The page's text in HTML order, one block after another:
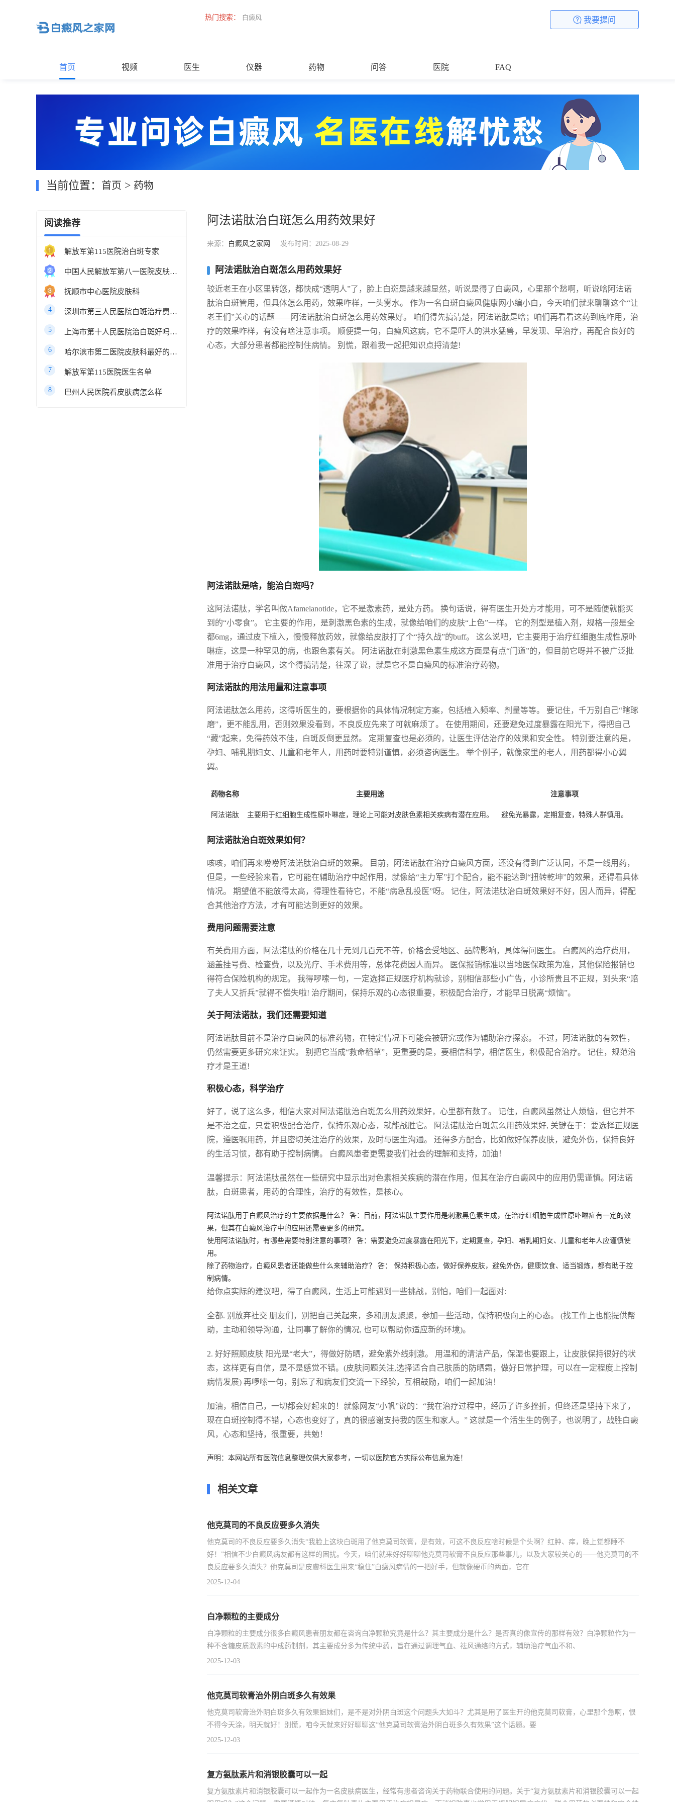
热门搜索： 白癜风 我要提问
首页 视频 医生 仪器 药物 问答 医院 FAQ
当前位置： 首页 > 药物
阅读推荐
解放军第115医院治白斑专家
中国人民解放军第八一医院皮肤科最好的医生
抚顺市中心医院皮肤科
4 深圳市第三人民医院白斑治疗费用多少
5 上海市第十人民医院治白斑好吗知乎
6 哈尔滨市第二医院皮肤科最好的医生
7 解放军第115医院医生名单
8 巴州人民医院看皮肤病怎么样
阿法诺肽治白斑怎么用药效果好
来源： 白癜风之家网 发布时间：2025-08-29
阿法诺肽治白斑怎么用药效果好
较近老王在小区里转悠，都快成“透明人”了，脸上白斑是越来越显然，听说是得了白癜风，心里那个愁啊，听说啥阿法诺
肽治白斑管用，但具体怎么用药，效果咋样，一头雾水。 作为一名白斑白癜风健康网小编小白，今天咱们就来聊聊这个“让
老王们”关心的话题——阿法诺肽治白斑怎么用药效果好。 咱们得先搞清楚，阿法诺肽是啥；咱们再看看这药到底咋用，治
疗的效果咋样，有没有啥注意事项。 顺便提一句，白癜风这病，它不是吓人的洪水猛兽，早发现、早治疗，再配合良好的
心态，大部分患者都能控制住病情。 别慌，跟着我一起把知识点捋清楚!
阿法诺肽是啥，能治白斑吗？
这阿法诺肽，学名叫做Afamelanotide，它不是激素药，是处方药。 换句话说，得有医生开处方才能用，可不是随便就能买
到的“小零食”。 它主要的作用，是刺激黑色素的生成，就像给咱们的皮肤“上色”一样。 它的剂型是植入剂，规格一般是全
都6mg，通过皮下植入，慢慢释放药效，就像给皮肤打了个“持久战”的buff。 这么说吧，它主要用于治疗红细胞生成性原卟
啉症，这是一种罕见的病，也跟色素有关。 阿法诺肽在刺激黑色素生成这方面是有点“门道”的，但目前它呀并不被广泛批
准用于治疗白癜风，这个得搞清楚，往深了说，就是它不是白癜风的标准治疗药物。
阿法诺肽的用法用量和注意事项
阿法诺肽怎么用药，这得听医生的，要根据你的具体情况制定方案，包括植入频率、剂量等等。 要记住，千万别自己“瞎琢
磨”，更不能乱用，否则效果没看到，不良反应先来了可就麻烦了。 在使用期间，还要避免过度暴露在阳光下，得把自己
“藏”起来，免得药效不佳，白斑反倒更显然。 定期复查也是必须的，让医生评估治疗的效果和安全性。 特别要注意的是，
孕妇、哺乳期妇女、儿童和老年人，用药时要特别谨慎，必须咨询医生。 举个例子，就像家里的老人，用药都得小心翼
翼。
药物名称 主要用途 注意事项
阿法诺肽 主要用于红细胞生成性原卟啉症，理论上可能对皮肤色素相关疾病有潜在应用。 避免光暴露，定期复查，特殊人群慎用。
阿法诺肽治白斑效果如何？
咳咳，咱们再来唠唠阿法诺肽治白斑的效果。 目前，阿法诺肽在治疗白癜风方面，还没有得到广泛认同，不是一线用药，
但是，一些经验来看，它可能在辅助治疗中起作用，就像给“主力军”打个配合，能不能达到“扭转乾坤”的效果，还得看具体
情况。 期望值不能放得太高，得理性看待它，不能“病急乱投医”呀。 记住，阿法诺肽治白斑效果好不好，因人而异，得配
合其他治疗方法，才有可能达到更好的效果。
费用问题需要注意
有关费用方面，阿法诺肽的价格在几十元到几百元不等，价格会受地区、品牌影响，具体得问医生。 白癜风的治疗费用，
涵盖挂号费、检查费，以及光疗、手术费用等，总体花费因人而异。 医保报销标准以当地医保政策为准，其他保险报销也
得符合保险机构的规定。 我得啰嗦一句，一定选择正规医疗机构就诊，别相信那些小广告，小诊所贵且不正规，到头来“赔
了夫人又折兵”就得不偿失啦! 治疗期间，保持乐观的心态很重要，积极配合治疗，才能早日脱离“烦恼”。
关于阿法诺肽，我们还需要知道
阿法诺肽目前不是治疗白癜风的标准药物，在特定情况下可能会被研究或作为辅助治疗探索。 不过，阿法诺肽的有效性，
仍然需要更多研究来证实。 别把它当成“救命稻草”，更重要的是，要相信科学，相信医生，积极配合治疗。 记住，规范治
疗才是王道!
积极心态，科学治疗
好了，说了这么多，相信大家对阿法诺肽治白斑怎么用药效果好，心里都有数了。 记住，白癜风虽然让人烦恼，但它并不
是不治之症，只要积极配合治疗，保持乐观心态，就能战胜它。 阿法诺肽治白斑怎么用药效果好, 关键在于：要选择正规医
院，遵医嘱用药，并且密切关注治疗的效果，及时与医生沟通。 还得多方配合，比如做好保养皮肤，避免外伤，保持良好
的生活习惯，都有助于控制病情。 白癜风患者更需要我们社会的理解和支持，加油！
温馨提示：阿法诺肽虽然在一些研究中显示出对色素相关疾病的潜在作用，但其在治疗白癜风中的应用仍需谨慎。阿法诺
肽，白斑患者，用药的合理性，治疗的有效性，是核心。
阿法诺肽用于白癜风治疗的主要依据是什么？ 答：目前，阿法诺肽主要作用是刺激黑色素生成，在治疗红细胞生成性原卟啉症有一定的效
果，但其在白癜风治疗中的应用还需要更多的研究。
使用阿法诺肽时，有哪些需要特别注意的事项？ 答：需要避免过度暴露在阳光下，定期复查，孕妇、哺乳期妇女、儿童和老年人应谨慎使
用。
除了药物治疗，白癜风患者还能做些什么来辅助治疗？ 答： 保持积极心态，做好保养皮肤，避免外伤，健康饮食、适当锻炼，都有助于控
制病情。
给你点实际的建议吧，得了白癜风，生活上可能遇到一些挑战，别怕，咱们一起面对:
全都. 别放弃社交 朋友们，别把自己关起来，多和朋友聚聚，参加一些活动，保持积极向上的心态。 (找工作上也能提供帮
助，主动和领导沟通，让同事了解你的情况, 也可以帮助你适应新的环境)。
2. 好好照顾皮肤 阳光是“老大”，得做好防晒，避免紫外线刺激。 用温和的清洁产品，保湿也要跟上，让皮肤保持很好的状
态，这样更有自信，是不是感觉不错。(皮肤问题关注,选择适合自己肤质的防晒霜，做好日常护理，可以在一定程度上控制
病情发展) 再啰嗦一句，别忘了和病友们交流一下经验，互相鼓励，咱们一起加油！
加油，相信自己，一切都会好起来的！就像网友“小帆”说的：“我在治疗过程中，经历了许多挫折，但终还是坚持下来了，
现在白斑控制得不错，心态也变好了，真的很感谢支持我的医生和家人。” 这就是一个活生生的例子，也说明了，战胜白癜
风，心态和坚持，很重要，共勉！
声明：本网站所有医院信息整理仅供大家参考，一切以医院官方实际公布信息为准！
相关文章
他克莫司的不良反应要多久消失
他克莫司的不良反应要多久消失“我脸上这块白斑用了他克莫司软膏，是有效，可这不良反应啥时候是个头啊？红肿、痒，晚上觉都睡不
好！”相信不少白癜风病友都有这样的困扰。今天，咱们就来好好聊聊他克莫司软膏不良反应那些事儿，以及大家较关心的——他克莫司的不
良反应要多久消失？他克莫司是皮膚科医生用来“稳住”白癜风病情的一把好手，但就像硬币的两面，它在
2025-12-04
白净颗粒的主要成分
白净颗粒的主要成分很多白癜风患者朋友都在咨询白净颗粒究竟是什么？其主要成分是什么？是否真的像宣传的那样有效？白净颗粒作为一
种不含糖皮质激素的中成药制剂，其主要成分多为传统中药，旨在通过调理气血、祛风通络的方式，辅助治疗气血不和、
2025-12-03
他克莫司软膏治外阴白斑多久有效果
他克莫司软膏治外阴白斑多久有效果姐妹们，是不是对外阴白斑这个问题头大如斗？尤其是用了医生开的他克莫司软膏，心里那个急啊，恨
不得今天涂，明天就好！别慌，咱今天就来好好聊聊这“他克莫司软膏治外阴白斑多久有效果”这个话题。要
2025-12-03
复方氨肽素片和消银胶囊可以一起
复方氨肽素片和消银胶囊可以一起作为一名皮肤病医生，经常有患者咨询关于药物联合使用的问题。关于“复方氨肽素片和消银胶囊可以一起